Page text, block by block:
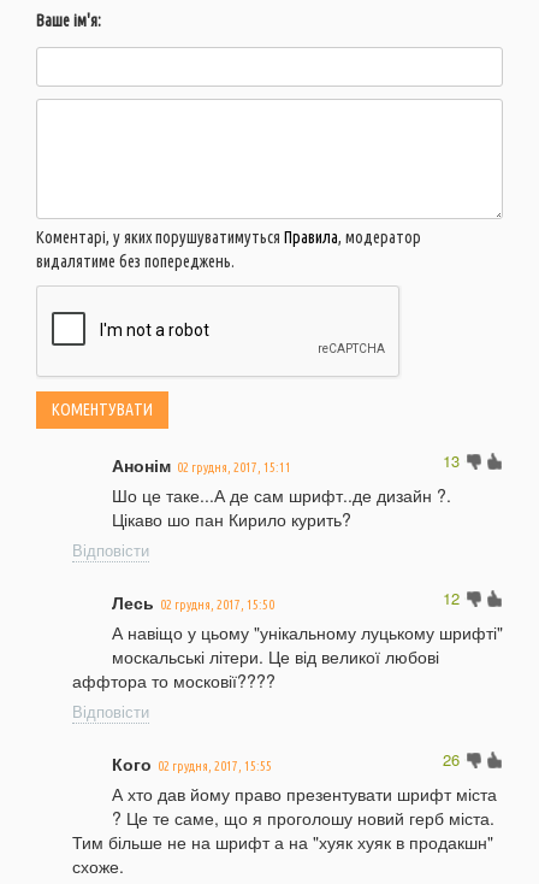
Ваше ім'я:
Коментарі, у яких порушуватимуться Правила, модератор
видалятиме без попереджень.
13
Анонім 02 грудня, 2017, 15:11
Шо це таке...А де сам шрифт..де дизайн ?.
Цікаво шо пан Кирило курить?
Відповісти
12
Лесь 02 грудня, 2017, 15:50
А навіщо у цьому "унікальному луцькому шрифті"
москальські літери. Це від великої любові
аффтора то московії????
Відповісти
26
Кого 02 грудня, 2017, 15:55
А хто дав йому право презентувати шрифт міста
? Це те саме, що я проголошу новий герб міста.
Тим більше не на шрифт а на "хуяк хуяк в продакшн"
схоже.